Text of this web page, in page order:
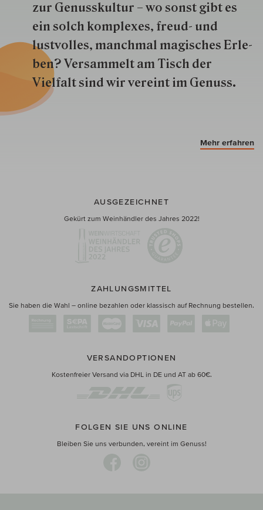
zur Genuss­kultur – wo sonst gibt es
ein solch kom­plexes, freud- und
lustvolles, manchmal ma­gisch­es Er­le­
ben? Versammelt am Tisch der
Vielfalt sind wir ver­eint im Genuss.
Mehr erfahren
AUSGEZEICHNET
Gekürt zum Weinhändler des Jahres 2022!
ZAHLUNGSMITTEL
Sie haben die Wahl – online bezahlen oder klassisch auf Rechnung bestellen.
VERSANDOPTIONEN
Kostenfreier Versand via DHL in DE und AT ab 60€.
FOLGEN SIE UNS ONLINE
Bleiben Sie uns verbunden, vereint im Genuss!